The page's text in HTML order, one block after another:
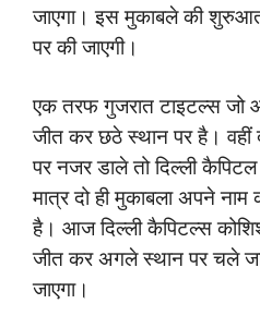
जाएगा। इस मुकाबले की
पर की जाएगी।
एक तरफ गुजरात टाइटल्स जो
जीत कर छठे स्थान पर है। वहीं
पर नजर डाले तो दिल्ली
मात्र दो ही मुकाबला अपने
है। आज दिल्ली कैपिटल्स
जीत कर अगले स्थान पर चले
जाएगा।